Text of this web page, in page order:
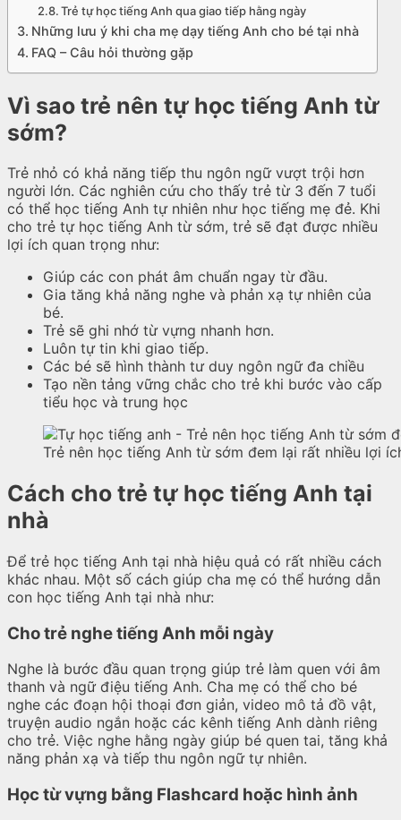
Trẻ tự học tiếng Anh qua giao tiếp hằng ngày
Những lưu ý khi cha mẹ dạy tiếng Anh cho bé tại nhà
FAQ – Câu hỏi thường gặp
Vì sao trẻ nên tự học tiếng Anh từ
sớm?
Trẻ nhỏ có khả năng tiếp thu ngôn ngữ vượt trội hơn
người lớn. Các nghiên cứu cho thấy trẻ từ 3 đến 7 tuổi
có thể học tiếng Anh tự nhiên như học tiếng mẹ đẻ. Khi
cho trẻ tự học tiếng Anh từ sớm, trẻ sẽ đạt được nhiều
lợi ích quan trọng như:
Giúp các con phát âm chuẩn ngay từ đầu.
Gia tăng khả năng nghe và phản xạ tự nhiên của
bé.
Trẻ sẽ ghi nhớ từ vựng nhanh hơn.
Luôn tự tin khi giao tiếp.
Các bé sẽ hình thành tư duy ngôn ngữ đa chiều
Tạo nền tảng vững chắc cho trẻ khi bước vào cấp
tiểu học và trung học
Trẻ nên học tiếng Anh từ sớm đem lại rất nhiều lợi
Cách cho trẻ tự học tiếng Anh tại
nhà
Để trẻ học tiếng Anh tại nhà hiệu quả có rất nhiều cách
khác nhau. Một số cách giúp cha mẹ có thể hướng dẫn
con học tiếng Anh tại nhà như:
Cho trẻ nghe tiếng Anh mỗi ngày
Nghe là bước đầu quan trọng giúp trẻ làm quen với âm
thanh và ngữ điệu tiếng Anh. Cha mẹ có thể cho bé
nghe các đoạn hội thoại đơn giản, video mô tả đồ vật,
truyện audio ngắn hoặc các kênh tiếng Anh dành riêng
cho trẻ. Việc nghe hằng ngày giúp bé quen tai, tăng khả
năng phản xạ và tiếp thu ngôn ngữ tự nhiên.
Học từ vựng bằng Flashcard hoặc hình ảnh